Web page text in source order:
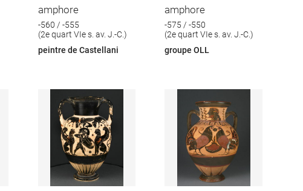
amphore
-560 / -555
(2e quart VIe s. av. J.-C.)
peintre de Castellani
amphore
-575 / -550
(2e quart VIe s. av. J.-C.)
groupe OLL